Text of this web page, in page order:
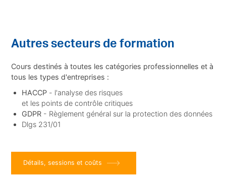
Autres secteurs de formation
Cours destinés à toutes les catégories professionnelles et à
tous les types d'entreprises :
HACCP - l'analyse des risques
et les points de contrôle critiques
GDPR - Règlement général sur la protection des données
Dlgs 231/01
Détails, sessions et coûts